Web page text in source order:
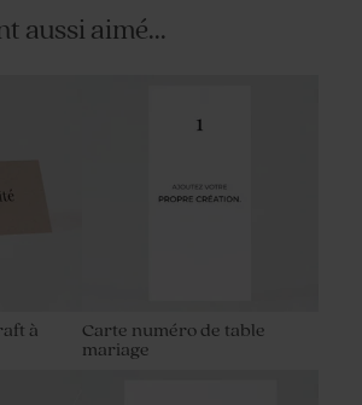
aussi aimé...
à
Carte numéro de table
mariage